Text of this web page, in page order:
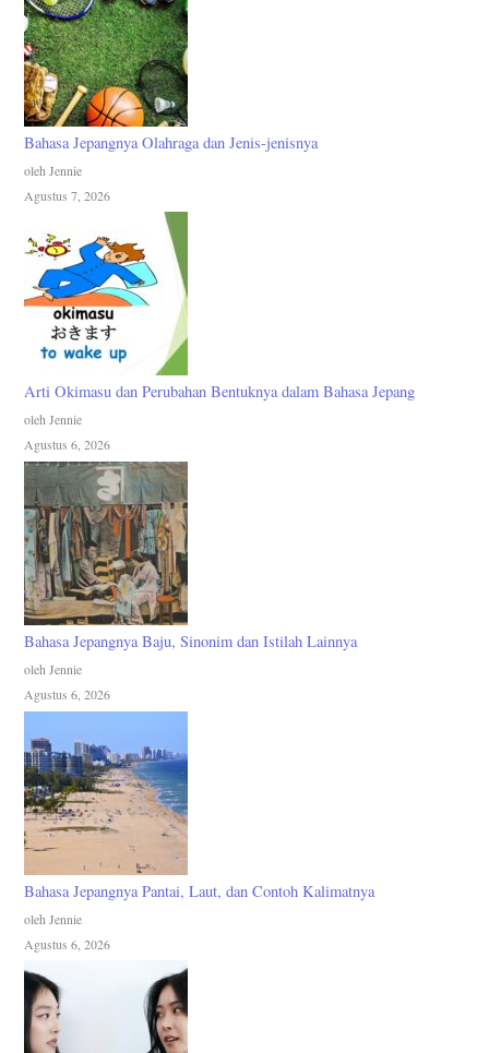
Bahasa Jepangnya Olahraga dan Jenis-jenisnya
oleh Jennie
Agustus 7, 2026
Arti Okimasu dan Perubahan Bentuknya dalam Bahasa Jepang
oleh Jennie
Agustus 6, 2026
Bahasa Jepangnya Baju, Sinonim dan Istilah Lainnya
oleh Jennie
Agustus 6, 2026
Bahasa Jepangnya Pantai, Laut, dan Contoh Kalimatnya
oleh Jennie
Agustus 6, 2026